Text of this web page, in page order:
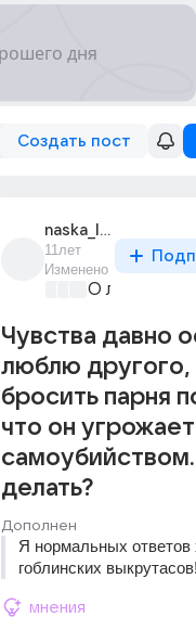
Создать пост
naska_love_3
11лет
Изменено
О любви без
Чувства давно
люблю другого,
бросить парня
что он угрожает
делать?
Дополнен
Я нормальных ответов
гоблинских
мнения